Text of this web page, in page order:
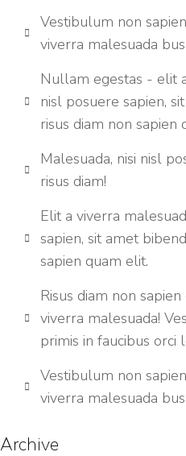
Vestibulum non
viverra malesuada
Nullam egestas - elit
nisl posuere sapien,
risus diam non sapien
Malesuada, nisi nisl
risus diam!
Elit a viverra
sapien, sit amet
sapien quam elit.
Risus diam non
viverra malesuada!
primis in faucibus orci
Vestibulum non
viverra malesuada
Archive